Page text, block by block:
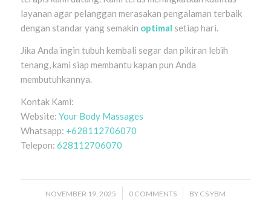
layanan agar pelanggan merasakan pengalaman terbaik
dengan standar yang semakin optimal setiap hari.
Jika Anda ingin tubuh kembali segar dan pikiran lebih
tenang, kami siap membantu kapan pun Anda
membutuhkannya.
Kontak Kami:
Website: Your Body Massages
Whatsapp: +628112706070
Telepon: 628112706070
NOVEMBER 19, 2025
/ 0 COMMENTS
/ BY CS YBM